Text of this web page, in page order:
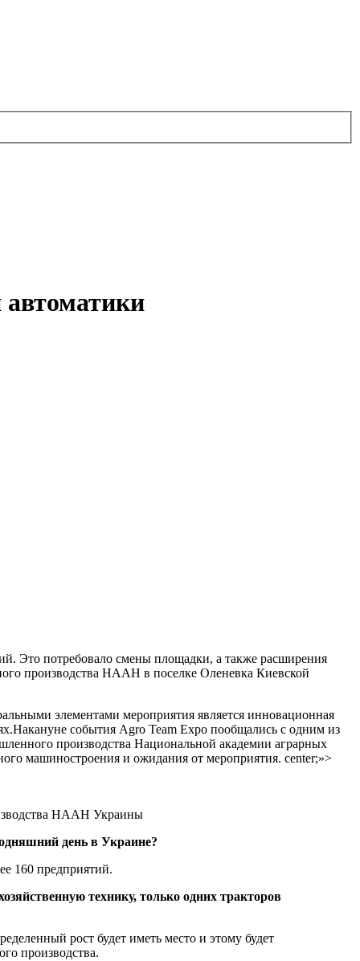
Это потребовало смены площадки, а также расширения
производства НААН в поселке Оленевка Киевской
элементами мероприятия является инновационная
события Agro Team Expo пообщались с одним из
производства Национальной академии аграрных
машиностроения и ожидания от мероприятия. center;»>
НААН Украины
день в Украине?
160 предприятий.
технику, только одних тракторов
рост будет иметь место и этому будет
производства.